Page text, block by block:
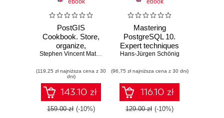
ebook
PostGIS
Cookbook. Store,
organize,
manipulate, and
data - Second
Edition
Stephen Vincent Mather Pedro Wightman, Bborie Park
(119,25 zł najniższa cena z 30
dni)
143.10 zł
159.00 zł (-10%)
ebook
Mastering
PostgreSQL 10.
Expert techniques
on PostgreSQL 10
administration
Hans-Jürgen Schönig
(96,75 zł najniższa cena z 30 dni)
116.10 zł
129.00 zł (-10%)